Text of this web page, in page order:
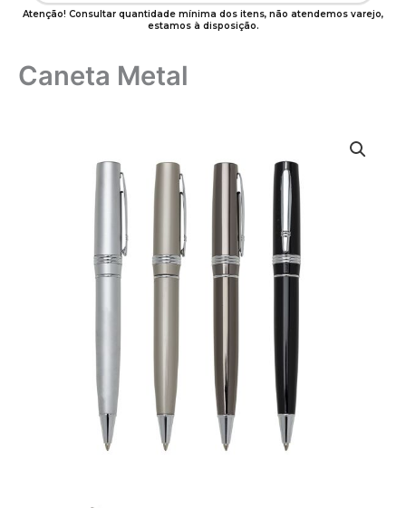
Atenção! Consultar quantidade mínima dos itens, não atendemos varejo,
estamos à disposição.
Caneta Metal